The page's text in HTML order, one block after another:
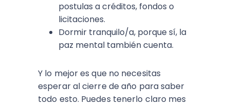
postulas a créditos, fondos o
licitaciones.
Dormir tranquilo/a, porque sí, la
paz mental también cuenta.
Y lo mejor es que no necesitas
esperar al cierre de año para saber
todo esto. Puedes tenerlo claro mes